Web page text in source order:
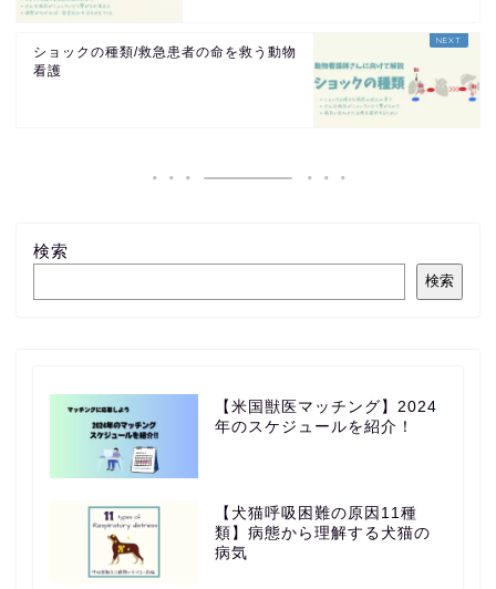
ショックの種類/救急患者の命を救う動物
看護
検索
検索
【米国獣医マッチング】2024
年のスケジュールを紹介！
【犬猫呼吸困難の原因11種
類】病態から理解する犬猫の
病気